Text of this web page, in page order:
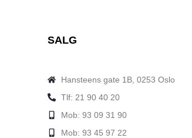
SALG
Hansteens gate 1B, 0253 Oslo
Tlf: 21 90 40 20
Mob: 93 09 31 90
Mob: 93 45 97 22